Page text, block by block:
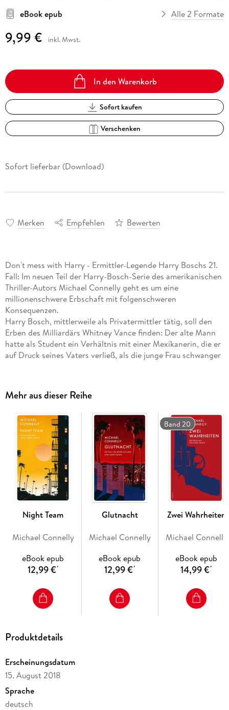
eBook epub
Alle 2 Formate
9,99 € inkl. Mwst.
In den Warenkorb
Sofort kaufen
Verschenken
Sofort lieferbar (Download)
Merken Empfehlen Bewerten
Don't mess with Harry - Ermittler-Legende Harry Boschs 21.
Fall: Im neuen Teil der Harry-Bosch-Serie des amerikanischen
Thriller-Autors Michael Connelly geht es um eine
millionenschwere Erbschaft mit folgenschweren
Konsequenzen.
Harry Bosch, mittlerweile als Privatermittler tätig, soll den
Erben des Milliardärs Whitney Vance finden: Der alte Mann
hatte als Student ein Verhältnis mit einer Mexikanerin, die er
auf Druck seines Vaters verließ, als die junge Frau schwanger
kaum einer in seinem Umfeld von dieser Entwicklung
begeistert ist. Harry Bosch ist klar, dass er mit äußerster
Vorsicht vorgehen muss. Doch kaum hat er erste Erfolge
erzielt, erfährt er vom plötzlichen Tod seines Auftraggebers.
Für den Privatermittler bedeutet das nur eines: Jetzt erst
»Bosch at his best. « New York Times
Was geschah vor »Die Verlorene«? Entdecken Sie auch diese
Thriller von Michael Connelly rund um den Privatermittler
Harry Bosch und seinen Halbbruder, den Anwalt Mickey
Haller:
Neun Drachen
Spur der toten Mädchen
Der fünfte Zeuge
Götter der Schuld
Black Box
Ehrensache
Mehr aus dieser Reihe
Night Team
Michael Connelly
eBook epub
12,99 €*
Glutnacht
Michael Connelly
eBook epub
12,99 €*
Band 20
Zwei Wahrheiten
Michael Connelly
eBook epub
14,99 €*
Produktdetails
Erscheinungsdatum
15. August 2018
Sprache
deutsch